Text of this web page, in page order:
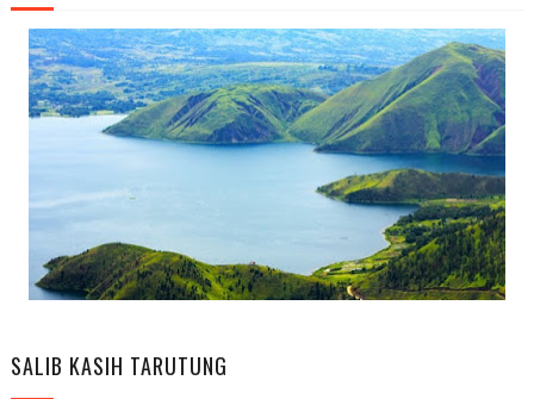
SALIB KASIH TARUTUNG